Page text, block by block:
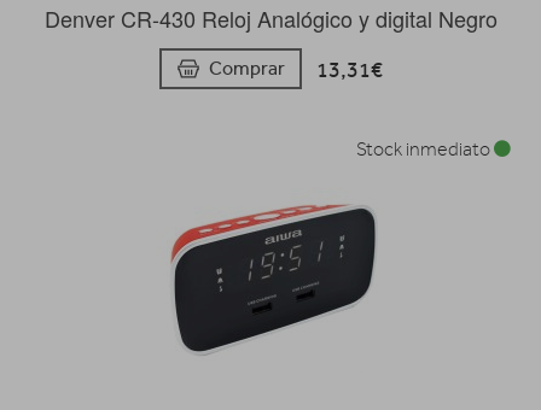
Denver CR-430 Reloj Analógico y digital Negro
Comprar 13,31€
Stock inmediato